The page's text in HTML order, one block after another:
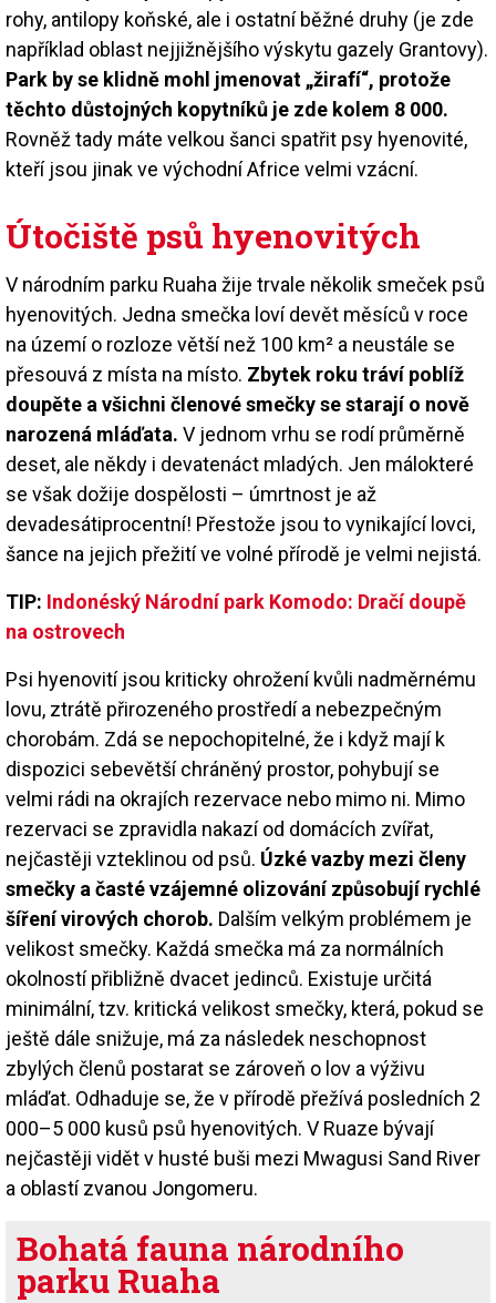
rohy, antilopy koňské, ale i ostatní běžné druhy (je zde
například oblast nejjižnějšího výskytu gazely Grantovy).
Park by se klidně mohl jmenovat „žirafí“, protože
těchto důstojných kopytníků je zde kolem 8 000.
Rovněž tady máte velkou šanci spatřit psy hyenovité,
kteří jsou jinak ve východní Africe velmi vzácní.
Útočiště psů hyenovitých
V národním parku Ruaha žije trvale několik smeček psů
hyenovitých. Jedna smečka loví devět měsíců v roce
na území o rozloze větší než 100 km² a neustále se
přesouvá z místa na místo. Zbytek roku tráví poblíž
doupěte a všichni členové smečky se starají o nově
narozená mláďata. V jednom vrhu se rodí průměrně
deset, ale někdy i devatenáct mladých. Jen málokteré
se však dožije dospělosti – úmrtnost je až
devadesátiprocentní! Přestože jsou to vynikající lovci,
šance na jejich přežití ve volné přírodě je velmi nejistá.
TIP: Indonéský Národní park Komodo: Dračí doupě
na ostrovech
Psi hyenovití jsou kriticky ohrožení kvůli nadměrnému
lovu, ztrátě přirozeného prostředí a nebezpečným
chorobám. Zdá se nepochopitelné, že i když mají k
dispozici sebevětší chráněný prostor, pohybují se
velmi rádi na okrajích rezervace nebo mimo ni. Mimo
rezervaci se zpravidla nakazí od domácích zvířat,
nejčastěji vzteklinou od psů. Úzké vazby mezi členy
smečky a časté vzájemné olizování způsobují rychlé
šíření virových chorob. Dalším velkým problémem je
velikost smečky. Každá smečka má za normálních
okolností přibližně dvacet jedinců. Existuje určitá
minimální, tzv. kritická velikost smečky, která, pokud se
ještě dále snižuje, má za následek neschopnost
zbylých členů postarat se zároveň o lov a výživu
mláďat. Odhaduje se, že v přírodě přežívá posledních 2
000–5 000 kusů psů hyenovitých. V Ruaze bývají
nejčastěji vidět v husté buši mezi Mwagusi Sand River
a oblastí zvanou Jongomeru.
Bohatá fauna národního
parku Ruaha